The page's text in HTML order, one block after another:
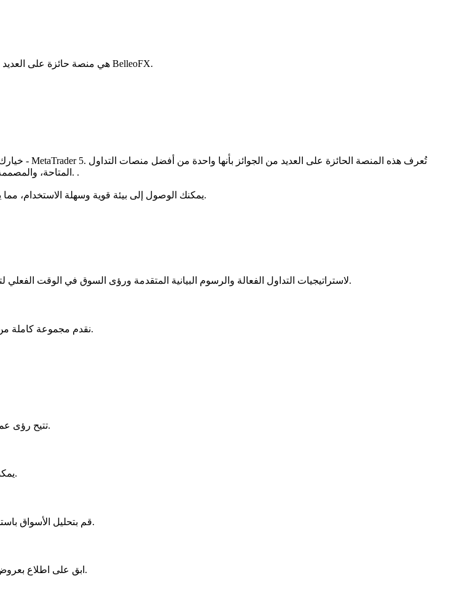
MetaTrader 5 هي منصة حائزة على العديد من الجوائز، ومعترف بها كأفضل خيار لجميع فئات الأصول، متاح حصريًا لعملاء BelleoFX.
المتاحة، والمصممة خصيصًا لمساعدة المتداولين المبتدئين وذوي الخبرة على التنقل في الأسواق المالية بفعالية. .
مع BelleoFX، يمكنك الوصول إلى بيئة قوية وسهلة الاستخدام، مما يزودك بالأدوات الأساسية لتحقيق النجاح في مشهد التداول سريع الخطى اليوم.
اكتشف الأدوات الأساسية والمرونة التي توفرها MetaTrader 5 لاستراتيجيات التداول الفعالة والرسوم البيانية المتقدمة ورؤى السوق في الوقت الفعلي لتعزيز تجربة التداول الخاصة بك.
في BelleoFX، نقدم مجموعة كاملة من الأوامر، مما يتيح لك المرونة لإدارة الاستراتيجيات لتحقيق الربح الأمثل.
تتيح رؤى عمق السوق والصفقات بنقرة واحدة اتخاذ إجراء سريع بشأن الفرص الرئيسية في السوق.
يمكنك الوصول إلى 30 مؤشرًا و24 كائنًا رسوميًا لتحديد الاتجاهات ونقاط الدخول أو الخروج.
قم بتحليل الأسواق باستخدام 3 أنواع من الرسوم البيانية و9 أطر زمنية للحصول على تحليل فني دقيق ومتعمق.
ابق على اطلاع بعروض الأسعار في الوقت الفعلي، مما يمكّنك من اتخاذ قرارات التداول في الوقت المناسب.